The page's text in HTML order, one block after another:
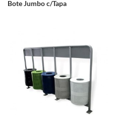
Bote Jumbo c/Tapa